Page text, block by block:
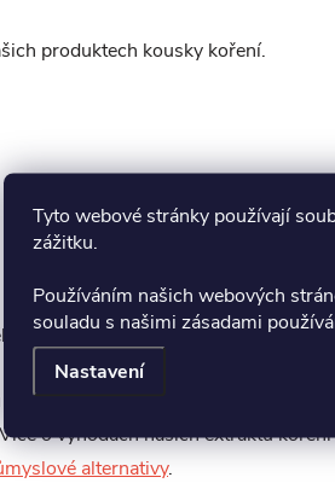
Tyto webové stránky používají
zážitku.
Používáním našich webových
souladu s našimi zásadami
Nastavení
produktech kousky koření.
listu (1,5%), slunečnicový olej
má mnoho výhod, mj. vysokou
o výhodách našich extraktů
alternativy.